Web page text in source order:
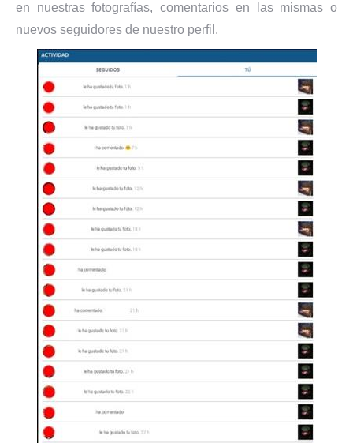
en nuestras fotografías, comentarios en las mismas o
nuevos seguidores de nuestro perfil.